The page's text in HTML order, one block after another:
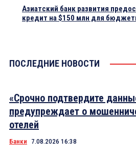
Азиатский банк развития
кредит на $150 млн для
ПОСЛЕДНИЕ НОВОСТИ
«Срочно подтвердите
предупреждает о
отелей
Банки 7.08.2026 16:38